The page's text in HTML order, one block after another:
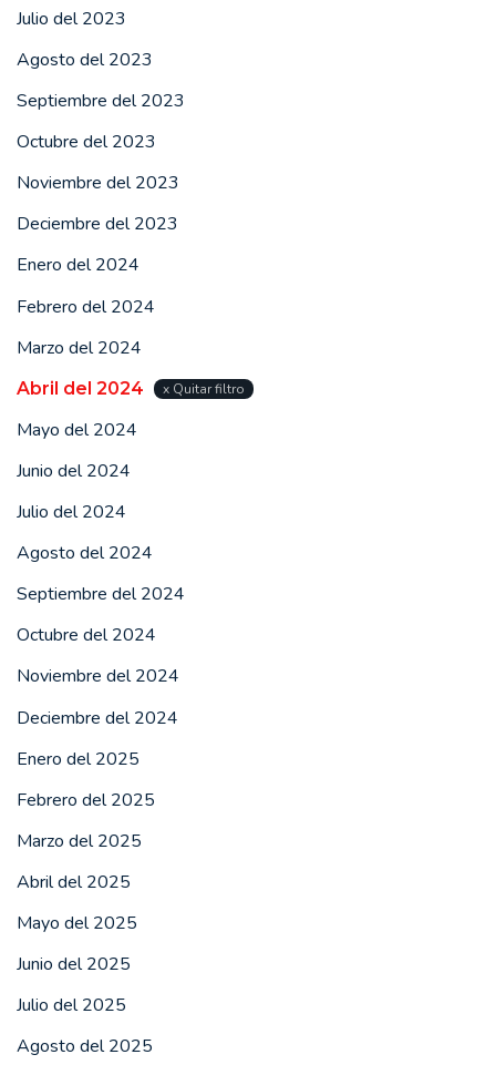
Julio del 2023
Agosto del 2023
Septiembre del 2023
Octubre del 2023
Noviembre del 2023
Deciembre del 2023
Enero del 2024
Febrero del 2024
Marzo del 2024
Abril del 2024 x Quitar filtro
Mayo del 2024
Junio del 2024
Julio del 2024
Agosto del 2024
Septiembre del 2024
Octubre del 2024
Noviembre del 2024
Deciembre del 2024
Enero del 2025
Febrero del 2025
Marzo del 2025
Abril del 2025
Mayo del 2025
Junio del 2025
Julio del 2025
Agosto del 2025